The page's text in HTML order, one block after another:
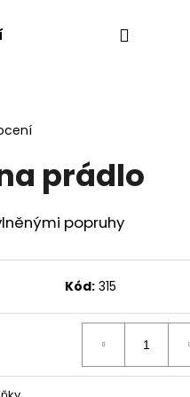
Hledat
prádlo
popruhy
Kód: 315